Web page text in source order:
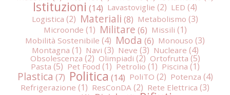
Istituzioni Lavastoviglie
LED
Logistica
Materiali
Metabolismo
Microonde
Militare
Missili
Mobilità Sostenibile
Moda
Monouso
Montagna
Navi Neve
Nucleare
Obsolescenza
Olimpiadi
Ortofrutta
Pasta
Pet Food Petrolio Piscina
Plastica Politica PoliTO
Potenza
Refrigerazione
ResConDA
Rete Elettrica